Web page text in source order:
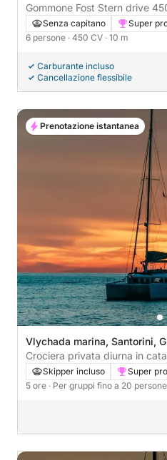
Gommone
Senza capitano Super
6 persone · 450 CV · 10 m
Carburante incluso
Cancellazione flessibile
Vlychada marina, Santorini,
Crociera privata diurna in
bevande e trasferimenti
Skipper incluso Super
5 ore · Per gruppi fino a 20 persone
Prenotazione istantanea